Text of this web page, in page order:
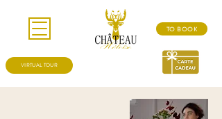
TO BOOK
VIRTUAL TOUR